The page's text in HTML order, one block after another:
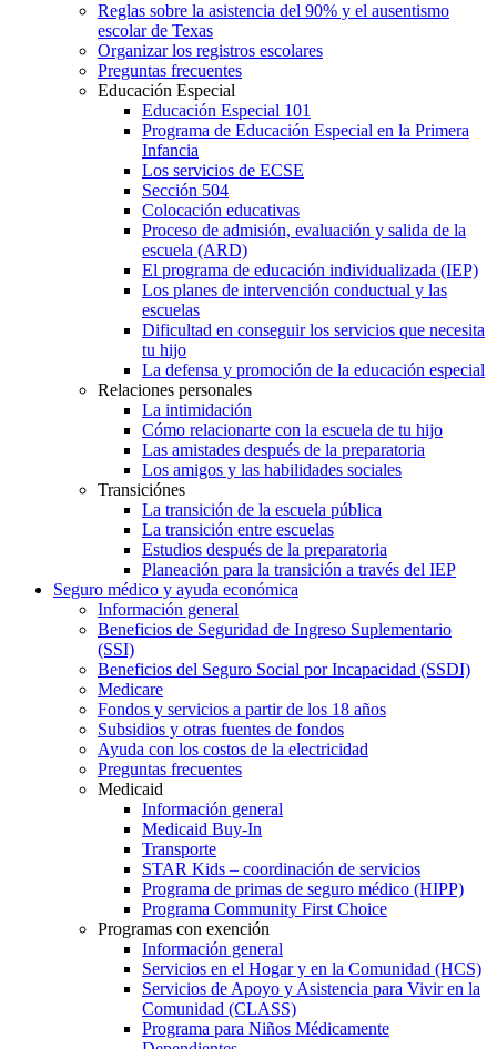
Reglas sobre la asistencia del 90% y el ausentismo
escolar de Texas
Organizar los registros escolares
Preguntas frecuentes
Educación Especial
Educación Especial 101
Programa de Educación Especial en la Primera
Infancia
Los servicios de ECSE
Sección 504
Colocación educativas
Proceso de admisión, evaluación y salida de la
escuela (ARD)
El programa de educación individualizada (IEP)
Los planes de intervención conductual y las
escuelas
Dificultad en conseguir los servicios que necesita
tu hijo
La defensa y promoción de la educación especial
Relaciones personales
La intimidación
Cómo relacionarte con la escuela de tu hijo
Las amistades después de la preparatoria
Los amigos y las habilidades sociales
Transiciónes
La transición de la escuela pública
La transición entre escuelas
Estudios después de la preparatoria
Planeación para la transición a través del IEP
Seguro médico y ayuda económica
Información general
Beneficios de Seguridad de Ingreso Suplementario
(SSI)
Beneficios del Seguro Social por Incapacidad (SSDI)
Medicare
Fondos y servicios a partir de los 18 años
Subsidios y otras fuentes de fondos
Ayuda con los costos de la electricidad
Preguntas frecuentes
Medicaid
Información general
Medicaid Buy-In
Transporte
STAR Kids – coordinación de servicios
Programa de primas de seguro médico (HIPP)
Programa Community First Choice
Programas con exención
Información general
Servicios en el Hogar y en la Comunidad (HCS)
Servicios de Apoyo y Asistencia para Vivir en la
Comunidad (CLASS)
Programa para Niños Médicamente